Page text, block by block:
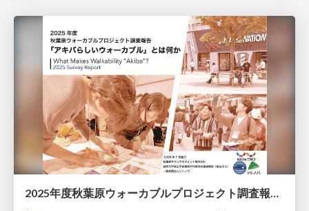
2025年度秋葉原ウォーカブルプロジェクト調査報告 「アキバらしいウォーカブル」とは何か